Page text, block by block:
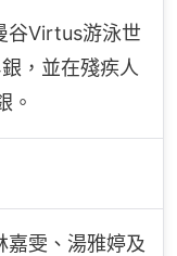
谷Virtus游泳世
，並在殘疾人
。
嘉雯、湯雅婷及